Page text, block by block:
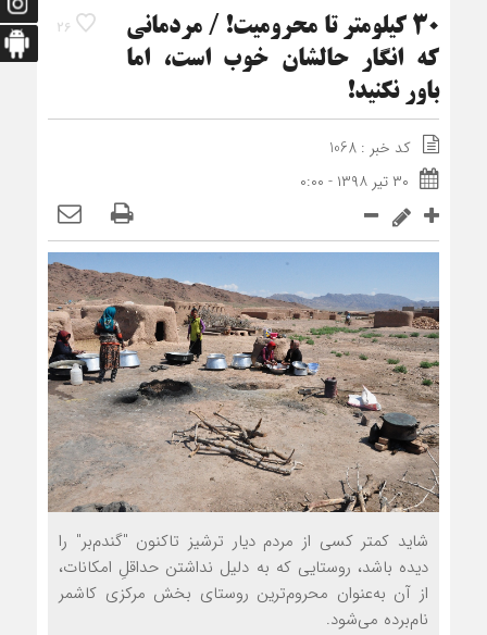
26
30 کیلومتر تا محرومیت! / مردمانی
که انگار حال‏شان خوب است، اما
باور نکنید!
کد خبر : 1068
۳۰ تیر ۱۳۹۸ - ۰:۰۰
شاید کمتر کسی از مردم دیار ترشیز تاکنون "گندم‌بر" را
دیده باشد، روستایی که به دلیل نداشتن حداقل‌ِ امکانات،
از آن به‌عنوان محروم‌ترین روستای بخش مرکزی کاشمر
نام‌برده می‌شود.